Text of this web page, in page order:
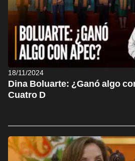
18/11/2024
Dina Boluarte: ¿Ganó algo
Cuatro D